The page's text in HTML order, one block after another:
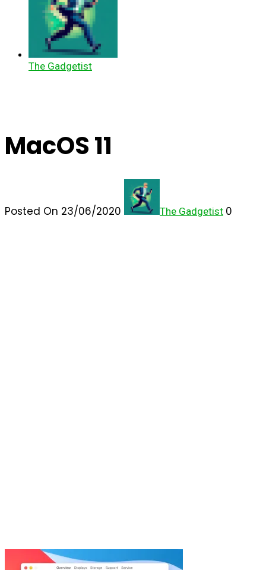
The Gadgetist
MacOS 11
Posted On 23/06/2020 The Gadgetist 0